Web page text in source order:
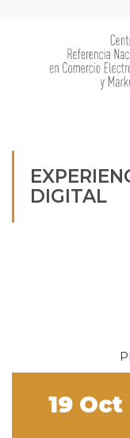
DIGITAL
19 Oct